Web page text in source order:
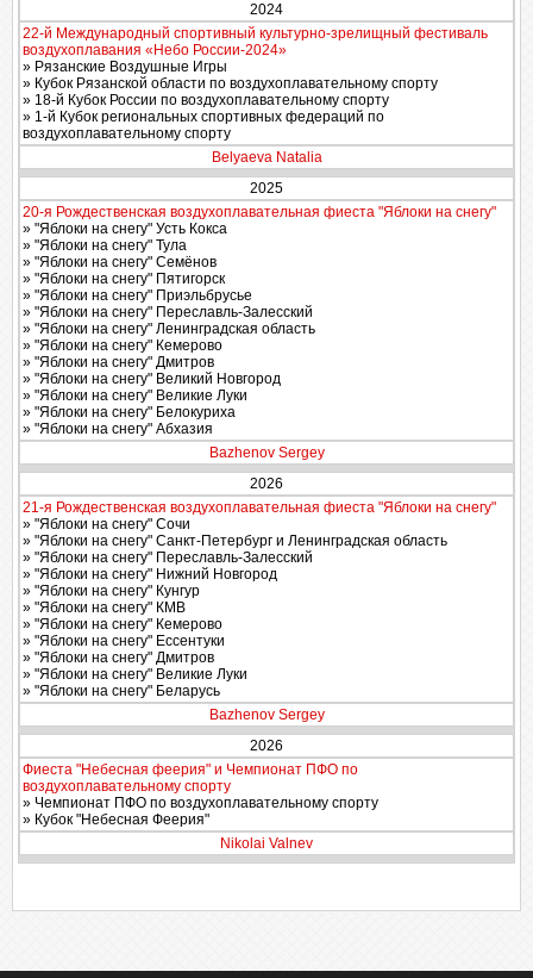
2024
22-й Международный спортивный культурно-зрелищный фестиваль
воздухоплавания «Небо России-2024»
» Рязанские Воздушные Игры
» Кубок Рязанской области по воздухоплавательному спорту
» 18-й Кубок России по воздухоплавательному спорту
» 1-й Кубок региональных спортивных федераций по
воздухоплавательному спорту
Belyaeva Natalia
2025
20-я Рождественская воздухоплавательная фиеста "Яблоки на снегу"
» "Яблоки на снегу" Усть Кокса
» "Яблоки на снегу" Тула
» "Яблоки на снегу" Семёнов
» "Яблоки на снегу" Пятигорск
» "Яблоки на снегу" Приэльбрусье
» "Яблоки на снегу" Переславль-Залесский
» "Яблоки на снегу" Ленинградская область
» "Яблоки на снегу" Кемерово
» "Яблоки на снегу" Дмитров
» "Яблоки на снегу" Великий Новгород
» "Яблоки на снегу" Великие Луки
» "Яблоки на снегу" Белокуриха
» "Яблоки на снегу" Абхазия
Bazhenov Sergey
2026
21-я Рождественская воздухоплавательная фиеста "Яблоки на снегу"
» "Яблоки на снегу" Сочи
» "Яблоки на снегу" Санкт-Петербург и Ленинградская область
» "Яблоки на снегу" Переславль-Залесский
» "Яблоки на снегу" Нижний Новгород
» "Яблоки на снегу" Кунгур
» "Яблоки на снегу" КМВ
» "Яблоки на снегу" Кемерово
» "Яблоки на снегу" Ессентуки
» "Яблоки на снегу" Дмитров
» "Яблоки на снегу" Великие Луки
» "Яблоки на снегу" Беларусь
Bazhenov Sergey
2026
Фиеста "Небесная феерия" и Чемпионат ПФО по
воздухоплавательному спорту
» Чемпионат ПФО по воздухоплавательному спорту
» Кубок "Небесная Феерия"
Nikolai Valnev